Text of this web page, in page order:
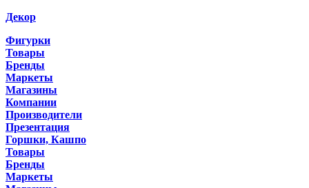
Декор
Фигурки
Товары
Бренды
Маркеты
Магазины
Компании
Производители
Презентация
Горшки, Кашпо
Товары
Бренды
Маркеты